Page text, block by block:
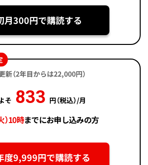
月300円で購読する
新（2年目からは22,000円）
そ 833 円（税込）/月
）10時までにお申し込みの方
度9,999円で購読する